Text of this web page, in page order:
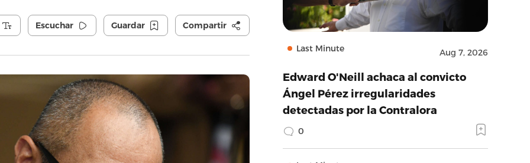
Escuchar Guardar Compartir
Last Minute Aug 7, 2026
Edward O'Neill achaca al convicto
Ángel Pérez irregularidades
detectadas por la Contralora
0